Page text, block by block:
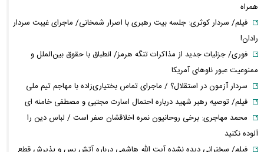
همراه
فیلم/ سردار کوثری: جلسه بیت رهبری با اصرار شمخانی/ ماجرای غیبت سردار
رادان!
فوری/ جزئیات جدید از مذاکرات تنگه هرمز/ انطباق با حقوق بین‌الملل و
ممنوعیت عبور ناوهای آمریکا
سردار آزمون در استقلال؟ / ماجرای تماس بختیاری‌زاده با مهاجم تیم ملی
فیلم/ توصیه رهبر شهید درباره احتمال اسارت مجتبی و مصطفی خامنه ای
محمد مهاجری: برخی روحانیون نمره اخلاقشان صفر است / لباس دین را
آلوده نکنید